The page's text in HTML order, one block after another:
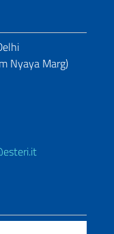
Nyaya Marg)